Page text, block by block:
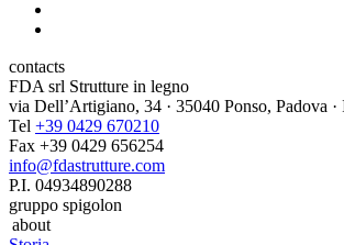
contacts
FDA srl Strutture in legno
via Dell’Artigiano, 34 · 35040 Ponso, Padova ·
Tel +39 0429 670210
Fax +39 0429 656254
info@fdastrutture.com
P.I. 04934890288
gruppo spigolon
about